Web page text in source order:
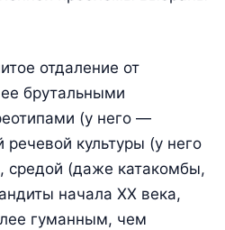
отдаление от
брутальными
(у него —
культуры (у него
средой (даже катакомбы,
начала ХХ века,
гуманным, чем